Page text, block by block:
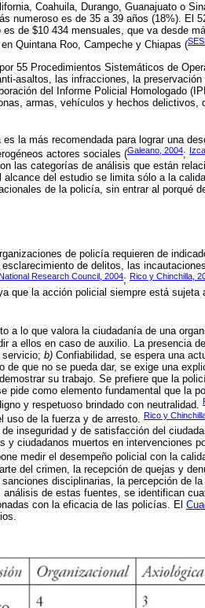
Coahuila, Durango, Guanajuato o
numeroso es de 35 a 39 años (18%). El
de $10 434 mensuales, que va desde
Quintana Roo, Campeche y Chiapas (
55 Procedimientos Sistemáticos de
asaltos, las infracciones, la
del Informe Policial Homologado
armas, vehículos y hechos
la más recomendada para lograr una
actores sociales (Galeano, 2004;
las categorías de análisis que están
del estudio se limita sólo a la
de la policía, sin entrar al porqué
de policía requieren de
de delitos, las
National Research Council, 2004; Rico y Chinchilla,
que la acción policial siempre está sujeta
a lo que valora la ciudadanía de una
a ellos en caso de auxilio. La presencia
b) Confiabilidad, se espera una
que no se pueda dar, se exige una
su trabajo. Se prefiere que la
pide como elemento fundamental que la
y respetuoso brindado con neutralidad.
uso de la fuerza y de arresto. Rico y
inseguridad y de satisfacción del
ciudadanos muertos en intervenciones
medir el desempeño policial con la
del crimen, la recepción de quejas y
disciplinarias, la percepción de
de estas fuentes, se identifican
con la eficacia de las policías. El